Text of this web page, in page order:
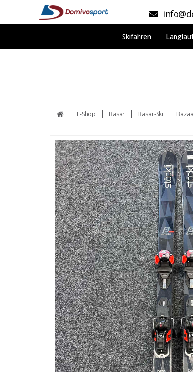
Skifahren
E-Shop Basar Basar-Ski